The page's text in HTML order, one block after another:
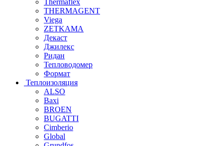
THERMAGENT
Viega
ZETKAMA
Декаст
Джилекс
Ридан
Тепловодомер
Формат
Теплоизоляция
ALSO
Baxi
BROEN
BUGATTI
Cimberio
Global